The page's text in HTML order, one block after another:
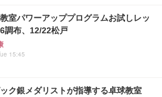
室パワーアッププログラムお試しレッ
調布、12/22松戸
15:45
ク銀メダリストが指導する卓球教室